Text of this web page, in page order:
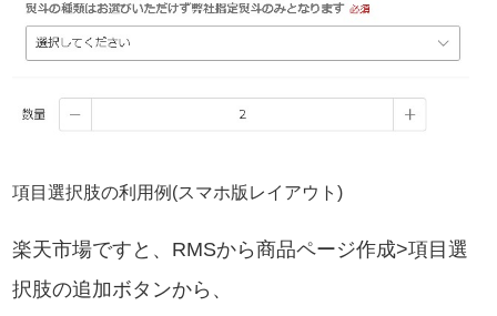
項目選択肢の利用例(スマホ版レイアウト)
楽天市場ですと、RMSから商品ページ作成>項目選
択肢の追加ボタンから、